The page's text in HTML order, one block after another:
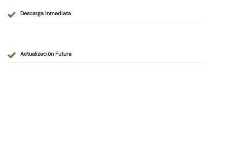
Descarga Inmediata
Actualización Futura